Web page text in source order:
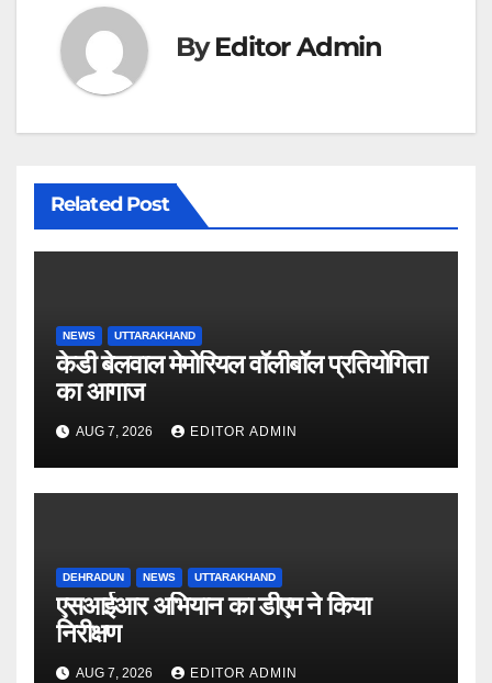
ByEditor Admin
Related Post
NEWS UTTARAKHAND
केडी बेलवाल मेमोरियल वॉलीबॉल प्रतियोगिता
का आगाज
AUG 7, 2026 EDITOR ADMIN
DEHRADUN NEWS UTTARAKHAND
एसआईआर अभियान का डीएम ने किया
निरीक्षण
AUG 7, 2026 EDITOR ADMIN